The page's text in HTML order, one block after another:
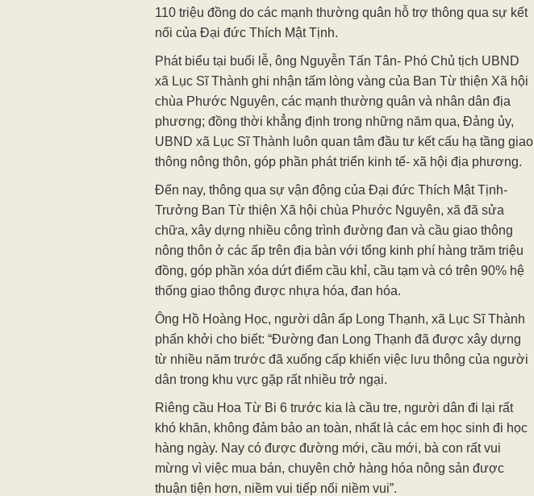
110 triệu đồng do các mạnh thường quân hỗ trợ thông qua sự kết
nối của Đại đức Thích Mật Tịnh.
Phát biểu tại buổi lễ, ông Nguyễn Tấn Tân- Phó Chủ tịch UBND
xã Lục Sĩ Thành ghi nhận tấm lòng vàng của Ban Từ thiện Xã hội
chùa Phước Nguyên, các mạnh thường quân và nhân dân địa
phương; đồng thời khẳng định trong những năm qua, Đảng ủy,
UBND xã Lục Sĩ Thành luôn quan tâm đầu tư kết cấu hạ tầng giao
thông nông thôn, góp phần phát triển kinh tế- xã hội địa phương.
Đến nay, thông qua sự vận động của Đại đức Thích Mật Tịnh-
Trưởng Ban Từ thiện Xã hội chùa Phước Nguyên, xã đã sửa
chữa, xây dựng nhiều công trình đường đan và cầu giao thông
nông thôn ở các ấp trên địa bàn với tổng kinh phí hàng trăm triệu
đồng, góp phần xóa dứt điểm cầu khỉ, cầu tạm và có trên 90% hệ
thống giao thông được nhựa hóa, đan hóa.
Ông Hồ Hoàng Học, người dân ấp Long Thạnh, xã Lục Sĩ Thành
phấn khởi cho biết: “Đường đan Long Thạnh đã được xây dựng
từ nhiều năm trước đã xuống cấp khiến việc lưu thông của người
dân trong khu vực gặp rất nhiều trở ngại.
Riêng cầu Hoa Từ Bi 6 trước kia là cầu tre, người dân đi lại rất
khó khăn, không đảm bảo an toàn, nhất là các em học sinh đi học
hàng ngày. Nay có được đường mới, cầu mới, bà con rất vui
mừng vì việc mua bán, chuyên chở hàng hóa nông sản được
thuận tiện hơn, niềm vui tiếp nối niềm vui”.